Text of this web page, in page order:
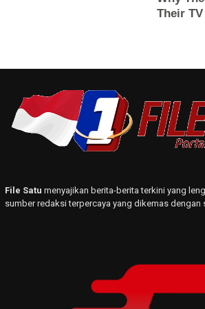
File Satu menyajikan berita-berita terkini yang
sumber redaksi terpercaya yang dikemas dengan